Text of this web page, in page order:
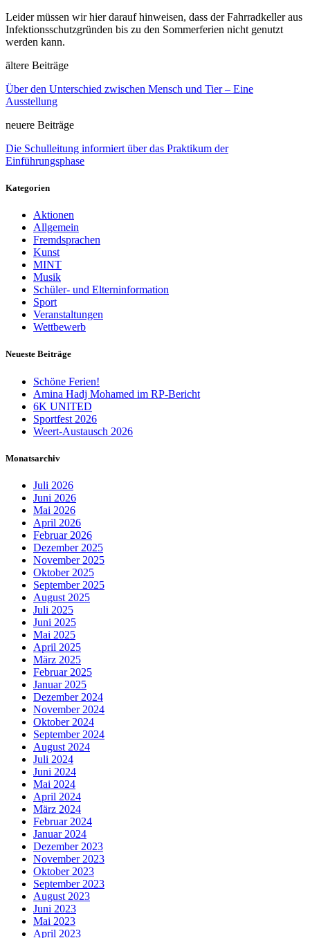
Leider müssen wir hier darauf hinweisen, dass der Fahrradkeller aus
Infektionsschutzgründen bis zu den Sommerferien nicht genutzt
werden kann.
ältere Beiträge
Über den Unterschied zwischen Mensch und Tier – Eine
Ausstellung
neuere Beiträge
Die Schulleitung informiert über das Praktikum der
Einführungsphase
Kategorien
Aktionen
Allgemein
Fremdsprachen
Kunst
MINT
Musik
Schüler- und Elterninformation
Sport
Veranstaltungen
Wettbewerb
Neueste Beiträge
Schöne Ferien!
Amina Hadj Mohamed im RP-Bericht
6K UNITED
Sportfest 2026
Weert-Austausch 2026
Monatsarchiv
Juli 2026
Juni 2026
Mai 2026
April 2026
Februar 2026
Dezember 2025
November 2025
Oktober 2025
September 2025
August 2025
Juli 2025
Juni 2025
Mai 2025
April 2025
März 2025
Februar 2025
Januar 2025
Dezember 2024
November 2024
Oktober 2024
September 2024
August 2024
Juli 2024
Juni 2024
Mai 2024
April 2024
März 2024
Februar 2024
Januar 2024
Dezember 2023
November 2023
Oktober 2023
September 2023
August 2023
Juni 2023
Mai 2023
April 2023